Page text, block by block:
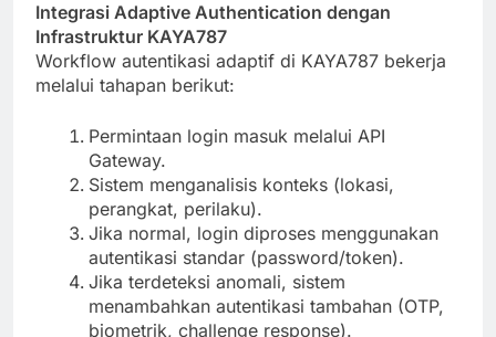
Integrasi Adaptive Authentication dengan
Infrastruktur KAYA787
Workflow autentikasi adaptif di KAYA787 bekerja
melalui tahapan berikut:
Permintaan login masuk melalui API
Gateway.
Sistem menganalisis konteks (lokasi,
perangkat, perilaku).
Jika normal, login diproses menggunakan
autentikasi standar (password/token).
Jika terdeteksi anomali, sistem
menambahkan autentikasi tambahan (OTP,
biometrik, challenge response).